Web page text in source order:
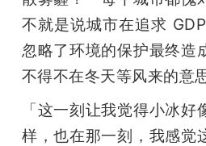
不就是说城市在追求
忽略了环境的保护最终造
不得不在冬天等风来的意
「这一刻让我觉得小冰
样，也在那一刻，我感觉